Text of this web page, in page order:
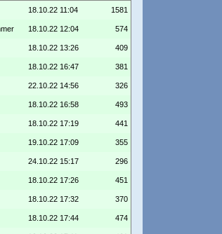
18.10.22 11:04 1581
18.10.22 12:04 574
18.10.22 13:26 409
18.10.22 16:47 381
22.10.22 14:56 326
18.10.22 16:58 493
18.10.22 17:19 441
19.10.22 17:09 355
24.10.22 15:17 296
18.10.22 17:26 451
18.10.22 17:32 370
18.10.22 17:44 474